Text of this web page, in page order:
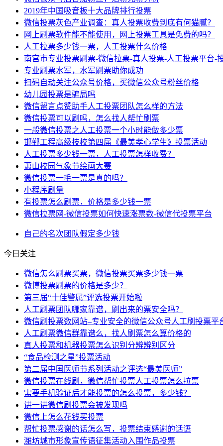
2019年中国吸音板十大品牌排行投票
微信投票灰色产业调查：真人投票收费到底有何猫腻？
网上刷票软件能不能使用，网上投票工具是免费的吗？
人工拉票多少钱一票，人工投票什么价格
南宫市专业投票刷票-微信拉票-真人投票-人工投票平台-
专业刷票水军，水军刷票助你成功
扫码自动关注公众号价格，买微信公众号粉丝价格
幼儿园投票是骗局吗
微信留言点赞助手人工投票团队怎么样的方法
微信投票可以刷吗，怎么找人帮忙刷票
一般微信投票之人工投票一个小时能做多少票
邯郸工程高级技校第四届《最美孝心学生》投票活动
人工投票多少钱一票，人工投票怎样收费？
萧山校园气象节绘画大赛
微信投票一毛一票是真的吗？
小程序刷量
有投票怎么刷票，价格是多少钱一票
微信拉票网-微信投票如何快速涨票数-微信代投票平台
自己的名次 团队假定多少钱
今日关注
微信怎么刷票买票，微信投票买票多少钱一票
微博投票刷票的价格是多少？
第三届“十佳警属”评选投票开始啦
人工刷票团队哪家靠谱，刷出来的票安全吗？
微信刷投票数网站–专业安全的微信公众号人工刷投票平
人工刷票微信群靠谱么，找人刷票怎么算价格的
真人投票和机器投票怎么识别分辨辨别区分
“食品检测之星”投票活动
第二届中国医师节系列活动之评选“最美医师”
微信投票在线刷，微信帮忙投票人工投票怎么拉票
需要手机验证后才能投票的怎么投票，多少钱？
讲一讲微信刷投票会被发现吗
微信上怎么花钱买投票
帮忙投票感谢的话怎么写，投票结束感谢的话语
潍坊城市形象宣传语征集活动入围作品投票